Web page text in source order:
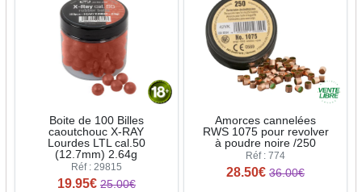
Boite de 100 Billes
caoutchouc X-RAY
Lourdes LTL cal.50
(12.7mm) 2.64g
Réf : 29815
19.95€ 25.00€
Amorces cannelées
RWS 1075 pour revolver
à poudre noire /250
Réf : 774
28.50€ 36.00€